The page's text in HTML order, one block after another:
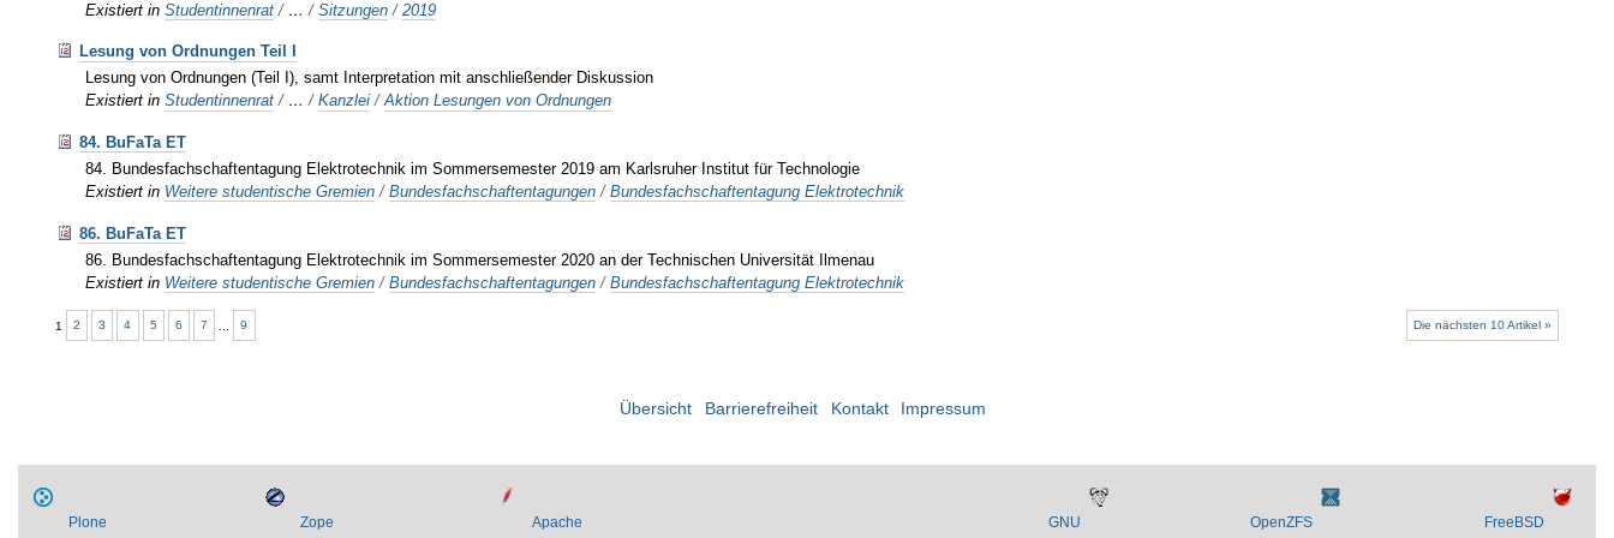
Existiert in Studentinnenrat / …/Sitzungen /2019
Lesung von Ordnungen Teil I
Lesung von Ordnungen (Teil I), samt Interpretation mit anschließender Diskussion
Existiert in Studentinnenrat / …/Kanzlei /Aktion Lesungen von Ordnungen
84. BuFaTa ET
84. Bundesfachschaftentagung Elektrotechnik im Sommersemester 2019 am Karlsruher Institut für Technologie
Existiert in Weitere studentische Gremien /Bundesfachschaftentagungen /Bundesfachschaftentagung Elektrotechnik
86. BuFaTa ET
86. Bundesfachschaftentagung Elektrotechnik im Sommersemester 2020 an der Technischen Universität Ilmenau
Existiert in Weitere studentische Gremien /Bundesfachschaftentagungen /Bundesfachschaftentagung Elektrotechnik
Die nächsten 10 Artikel »
1 2 3 4 5 6 7 9
Übersicht Barrierefreiheit Kontakt Impressum
Plone Zope Apache GNU OpenZFS FreeBSD